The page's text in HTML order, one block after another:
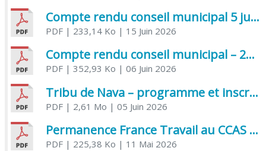
Compte rendu conseil municipal 5 juin 2026 sénatoriale
PDF| 233,14 Ko | 15 Juin 2026
Compte rendu conseil municipal – 21 avril 2026
PDF| 352,93 Ko | 06 Juin 2026
Tribu de Nava – programme et inscriptions été 2026
PDF| 2,61 Mo | 05 Juin 2026
Permanence France Travail au CCAS de Saujon Juin 2026
PDF| 225,38 Ko | 11 Mai 2026